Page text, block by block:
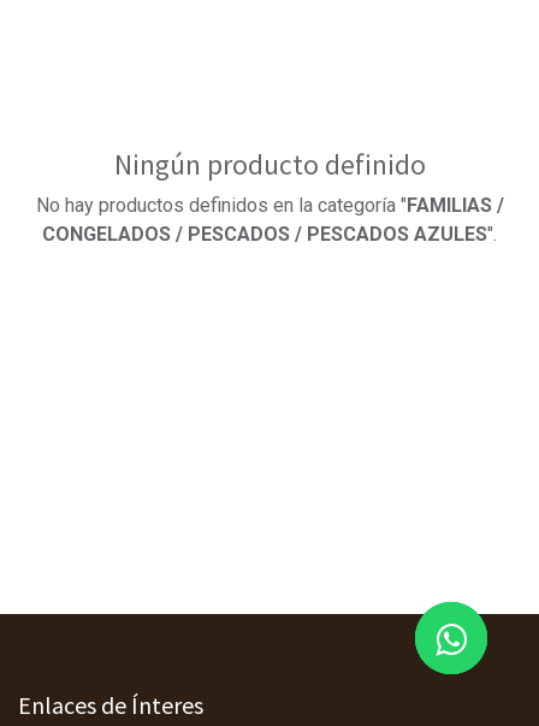
Ningún producto definido
No hay productos definidos en la categoría " FAMILIAS /
CONGELADOS / PESCADOS / PESCADOS AZULES".
Enlaces de Ínteres